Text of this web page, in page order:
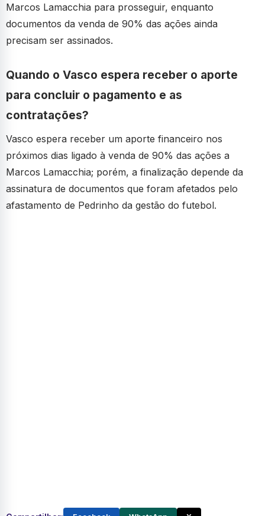
Marcos Lamacchia para prosseguir, enquanto
documentos da venda de 90% das ações ainda
precisam ser assinados.
Quando o Vasco espera receber o aporte
para concluir o pagamento e as
contratações?
Vasco espera receber um aporte financeiro nos
próximos dias ligado à venda de 90% das ações a
Marcos Lamacchia; porém, a finalização depende da
assinatura de documentos que foram afetados pelo
afastamento de Pedrinho da gestão do futebol.